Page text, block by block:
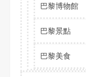
巴黎博物館
巴黎景點
巴黎美食